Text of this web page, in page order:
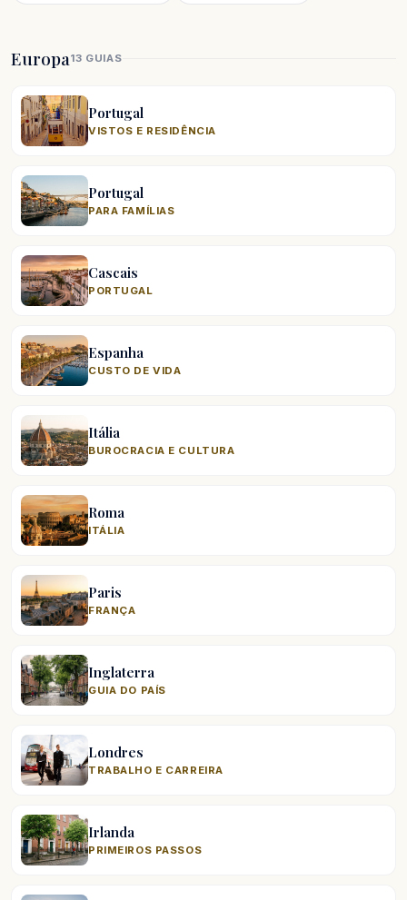
Europa13 GUIAS
Portugal
VISTOS E RESIDÊNCIA
Portugal
PARA FAMÍLIAS
Cascais
PORTUGAL
Espanha
CUSTO DE VIDA
Itália
BUROCRACIA E CULTURA
Roma
ITÁLIA
Paris
FRANÇA
Inglaterra
GUIA DO PAÍS
Londres
TRABALHO E CARREIRA
Irlanda
PRIMEIROS PASSOS